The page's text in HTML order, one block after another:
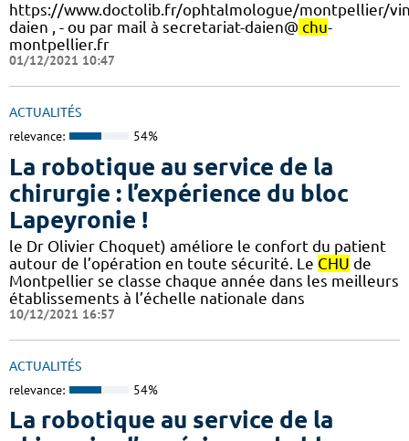
https://www.doctolib.fr/ophtalmologue/montpellier/
daien , - ou par mail à secretariat-daien@ chu-
montpellier.fr
01/12/2021 10:47
ACTUALITÉS
relevance: 54%
La robotique au service de la
chirurgie : l’expérience du bloc
Lapeyronie !
le Dr Olivier Choquet) améliore le confort du patient
autour de l’opération en toute sécurité. Le CHU de
Montpellier se classe chaque année dans les meilleurs
établissements à l’échelle nationale dans
10/12/2021 16:57
ACTUALITÉS
relevance: 54%
La robotique au service de la